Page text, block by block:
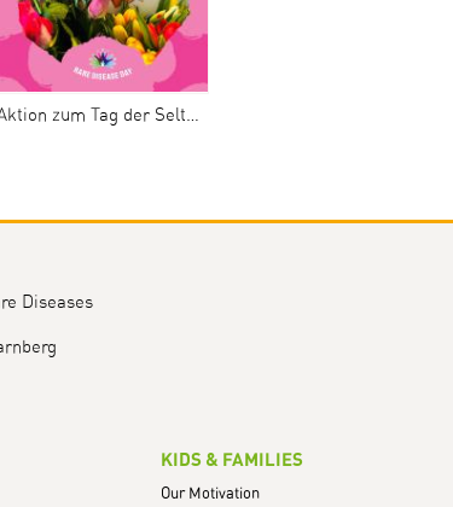
zum Tag der Seltenen Erkrankungen 2024
Diseases
KIDS & FAMILIES
Our Motivation